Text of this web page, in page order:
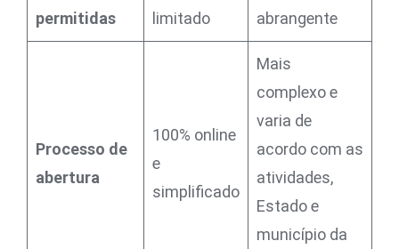
permitidas
limitado
abrangente
Processo de
abertura
100% online
e
simplificado
Mais
complexo e
varia de
acordo com as
atividades,
Estado e
município da